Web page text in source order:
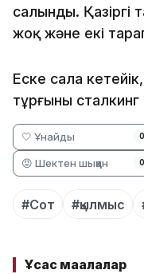
салынды. Қазіргі
жоқ және екі
Еске сала
тұрғыны сталкинг
🤍 Ұнайды 0
😡 Шектен шыққан 0
#Сот #қылмыс
Ұқсас мақалалар